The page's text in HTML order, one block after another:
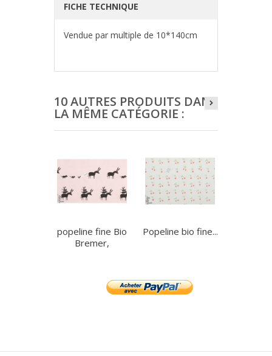
FICHE TECHNIQUE
Vendue par multiple de 10*140cm
10 AUTRES PRODUITS DANS
LA MÊME CATÉGORIE :
popeline fine Bio
Bremer,
Popeline bio fine...